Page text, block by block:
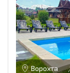
Ворохта